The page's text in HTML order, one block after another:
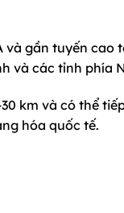
và gần tuyến cao
và các tỉnh phía
km và có thể
hóa quốc tế.